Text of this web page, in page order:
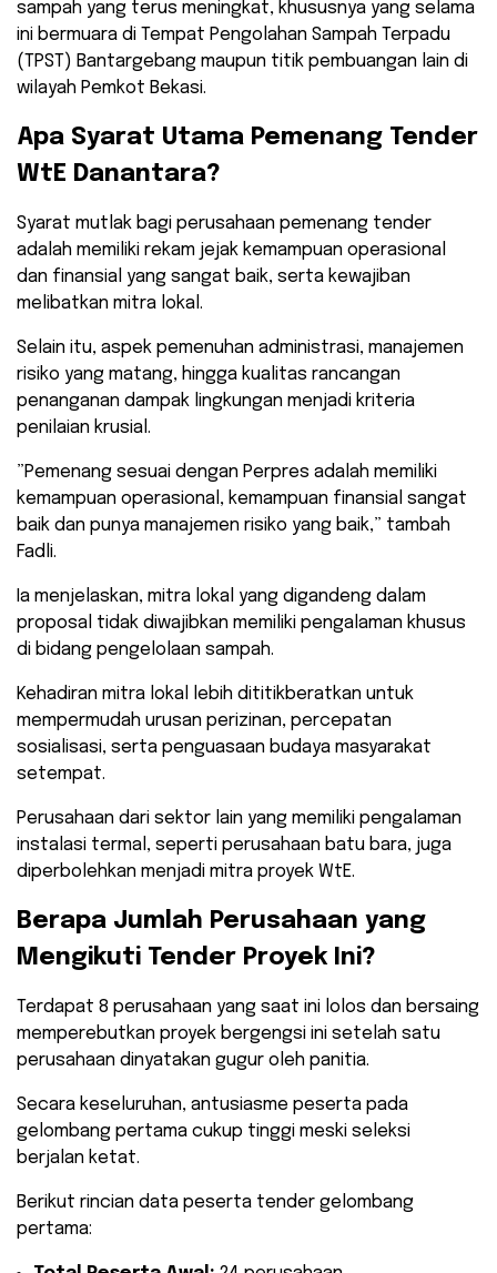
sampah yang terus meningkat, khususnya yang selama
ini bermuara di Tempat Pengolahan Sampah Terpadu
(TPST) Bantargebang maupun titik pembuangan lain di
wilayah Pemkot Bekasi.
​Apa Syarat Utama Pemenang Tender
WtE Danantara?
​Syarat mutlak bagi perusahaan pemenang tender
adalah memiliki rekam jejak kemampuan operasional
dan finansial yang sangat baik, serta kewajiban
melibatkan mitra lokal.
Selain itu, aspek pemenuhan administrasi, manajemen
risiko yang matang, hingga kualitas rancangan
penanganan dampak lingkungan menjadi kriteria
penilaian krusial.
​”Pemenang sesuai dengan Perpres adalah memiliki
kemampuan operasional, kemampuan finansial sangat
baik dan punya manajemen risiko yang baik,” tambah
Fadli.
​Ia menjelaskan, mitra lokal yang digandeng dalam
proposal tidak diwajibkan memiliki pengalaman khusus
di bidang pengelolaan sampah.
Kehadiran mitra lokal lebih dititikberatkan untuk
mempermudah urusan perizinan, percepatan
sosialisasi, serta penguasaan budaya masyarakat
setempat.
Perusahaan dari sektor lain yang memiliki pengalaman
instalasi termal, seperti perusahaan batu bara, juga
diperbolehkan menjadi mitra proyek WtE.
​Berapa Jumlah Perusahaan yang
Mengikuti Tender Proyek Ini?
​Terdapat 8 perusahaan yang saat ini lolos dan bersaing
memperebutkan proyek bergengsi ini setelah satu
perusahaan dinyatakan gugur oleh panitia.
Secara keseluruhan, antusiasme peserta pada
gelombang pertama cukup tinggi meski seleksi
berjalan ketat.
​Berikut rincian data peserta tender gelombang
pertama: